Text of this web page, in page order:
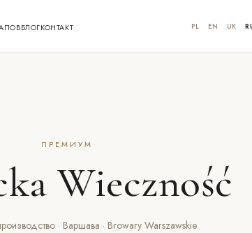
БЛОГКОНТАКТ PL EN UK
ПРЕМИУМ
Wieczność
· Варшава · Browary Warszawskie